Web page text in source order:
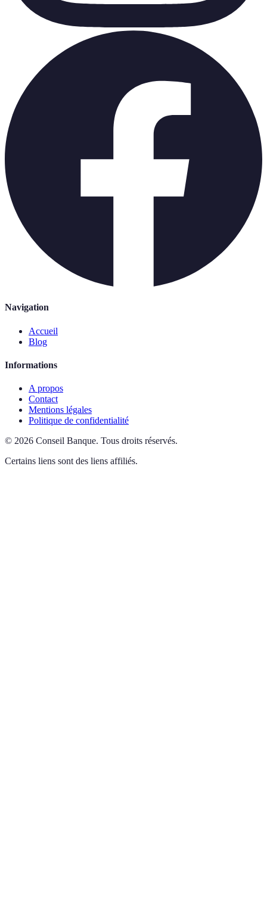
Navigation
Accueil
Blog
Informations
A propos
Contact
Mentions légales
Politique de confidentialité
© 2026 Conseil Banque. Tous droits réservés.
Certains liens sont des liens affiliés.